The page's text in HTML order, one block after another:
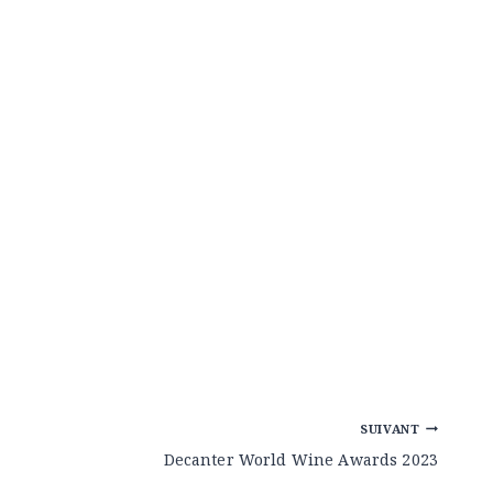
SUIVANT
Decanter World Wine Awards 2023